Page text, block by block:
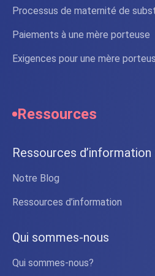
Processus de maternité de
Paiements à une mère porteuse
Exigences pour une mère
Ressources
Ressources d’information
Notre Blog
Ressources d’information
Qui sommes-nous
Qui sommes-nous?